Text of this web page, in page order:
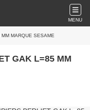
MENU
MARQUE SESAME
GAK L=85 MM